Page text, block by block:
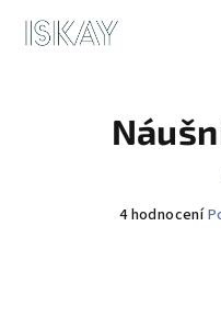
Průměrné
4 hodnocení